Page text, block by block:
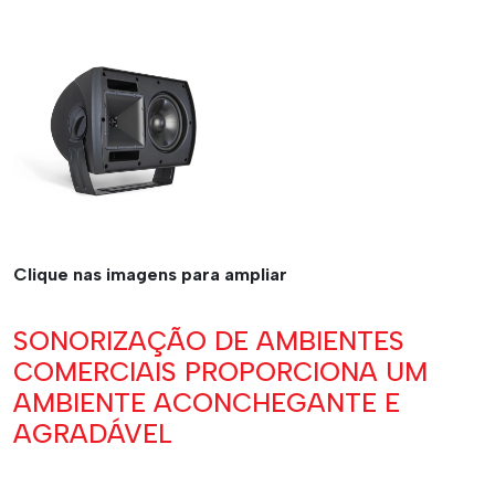
Clique nas imagens para ampliar
SONORIZAÇÃO DE AMBIENTES
COMERCIAIS PROPORCIONA UM
AMBIENTE ACONCHEGANTE E
AGRADÁVEL